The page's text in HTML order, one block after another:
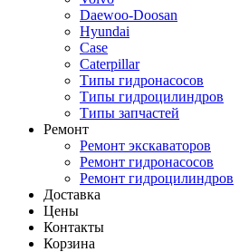
Daewoo-Doosan
Hyundai
Case
Caterpillar
Типы гидронасосов
Типы гидроцилиндров
Типы запчастей
Ремонт
Ремонт экскаваторов
Ремонт гидронасосов
Ремонт гидроцилиндров
Доставка
Цены
Контакты
Корзина